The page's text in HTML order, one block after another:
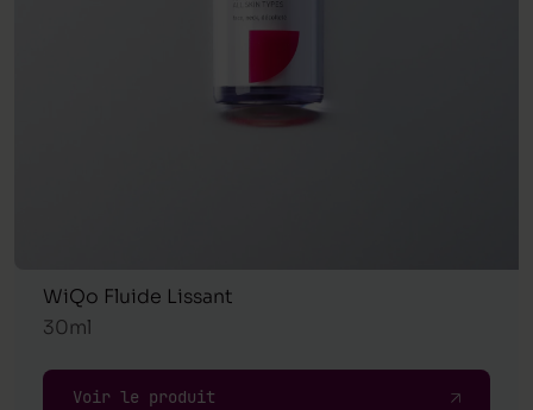
WiQo Fluide Lissant
30ml
Voir le produit